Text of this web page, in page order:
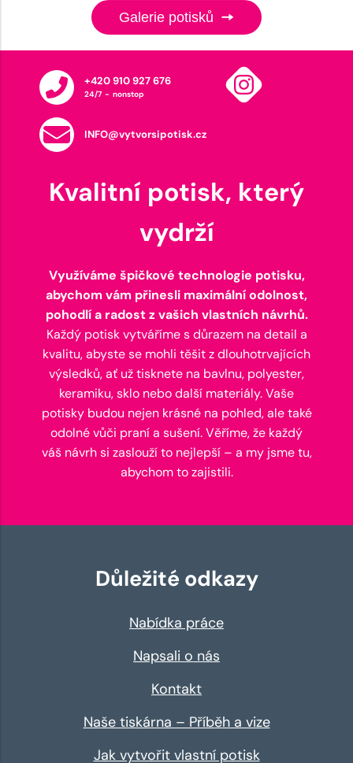
Galerie potisků
+420 910 927 676
24/7 - nonstop
INFO@vytvorsipotisk.cz
Kvalitní potisk, který
vydrží
Využíváme špičkové technologie potisku,
abychom vám přinesli maximální odolnost,
pohodlí a radost z vašich vlastních návrhů.
Každý potisk vytváříme s důrazem na detail a
kvalitu, abyste se mohli těšit z dlouhotrvajících
výsledků, ať už tisknete na bavlnu, polyester,
keramiku, sklo nebo další materiály. Vaše
potisky budou nejen krásné na pohled, ale také
odolné vůči praní a sušení. Věříme, že každý
váš návrh si zaslouží to nejlepší – a my jsme tu,
abychom to zajistili.
Důležité odkazy
Nabídka práce
Napsali o nás
Kontakt
Naše tiskárna – Příběh a vize
Jak vytvořit vlastní potisk